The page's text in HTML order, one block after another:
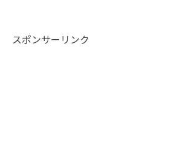
スポンサーリンク